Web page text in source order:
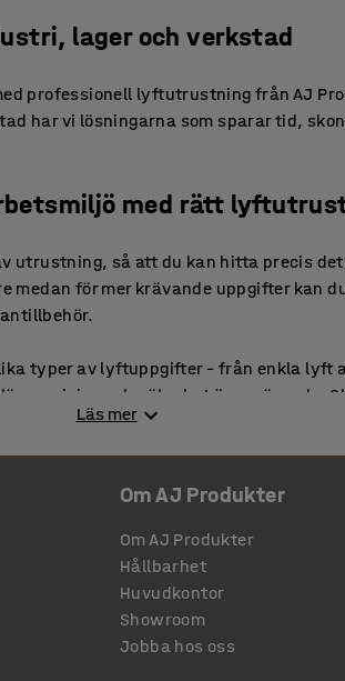
lager och verkstad
professionell lyftutrustning från AJ
har vi lösningarna som sparar tid,
med rätt
utrustning, så att du kan hitta precis det
medan för mer krävande uppgifter kan
typer av lyftuppgifter – från enkla lyft
precision och säkerhet är avgörande.
dag efter dag, vilket ger trygghet och
lyft
gods erbjuder vi specialiserade
till mer. Med rätt tillbehör – som
som hanterar allt från pallställ
på upp till 3000 kg.
Läs mer
Om AJ Produkter
Om AJ Produkter
Hållbarhet
Huvudkontor
Showroom
Jobba hos oss